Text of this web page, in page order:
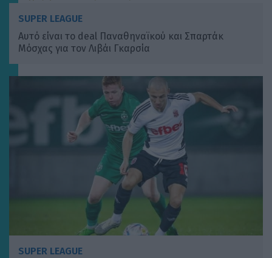
SUPER LEAGUE
Αυτό είναι το deal Παναθηναϊκού και Σπαρτάκ
Μόσχας για τον Λιβάι Γκαρσία
SUPER LEAGUE